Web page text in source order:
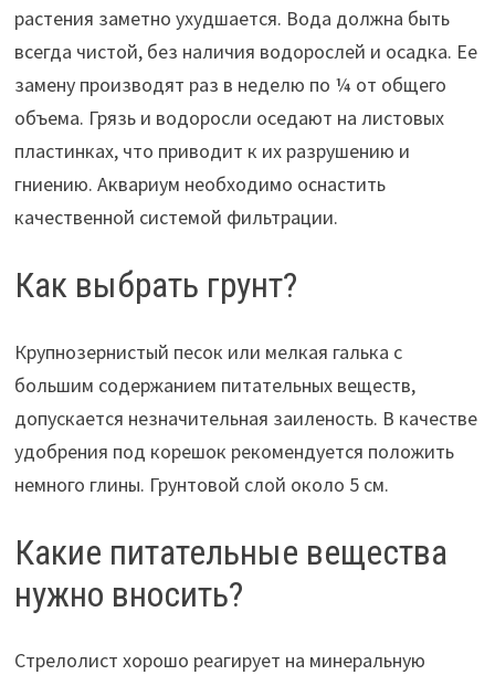
растения заметно ухудшается. Вода должна быть
всегда чистой, без наличия водорослей и осадка. Ее
замену производят раз в неделю по ¼ от общего
объема. Грязь и водоросли оседают на листовых
пластинках, что приводит к их разрушению и
гниению. Аквариум необходимо оснастить
качественной системой фильтрации.
Как выбрать грунт?
Крупнозернистый песок или мелкая галька с
большим содержанием питательных веществ,
допускается незначительная заиленость. В качестве
удобрения под корешок рекомендуется положить
немного глины. Грунтовой слой около 5 см.
Какие питательные вещества
нужно вносить?
Стрелолист хорошо реагирует на минеральную